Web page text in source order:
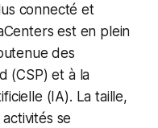
connecté et
est en plein
des
(CSP) et à la
(IA). La taille,
se